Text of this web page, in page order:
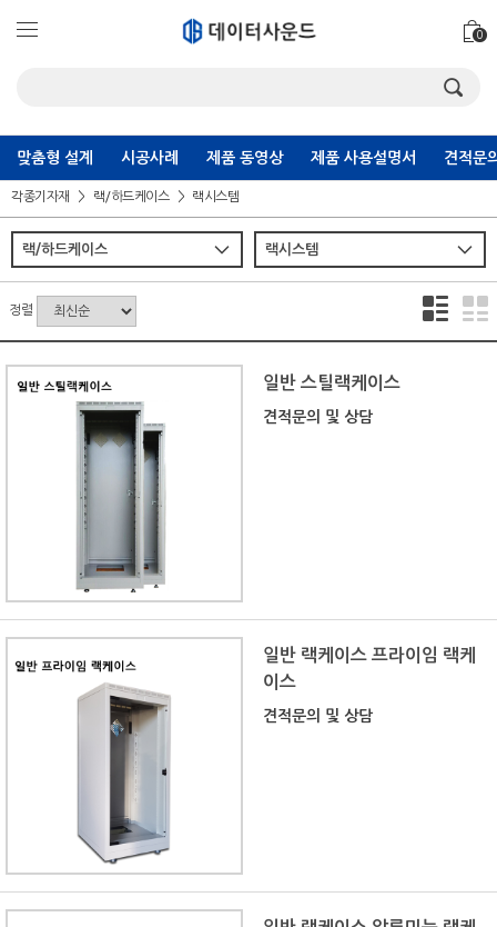
0
맞춤형 설계 시공사례 제품 동영상 제품 사용설명서 견적문
각종기자재 랙/하드케이스 랙시스템
정렬
일반 스틸랙케이스
견적문의 및 상담
일반 랙케이스 프라이임 랙케
이스
견적문의 및 상담